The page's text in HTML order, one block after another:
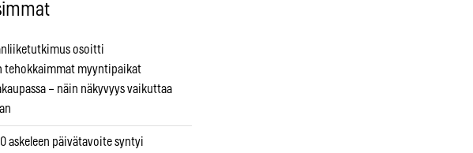
osoitti
tehokkaimmat myyntipaikat
– näin näkyvyys vaikuttaa
askeleen päivätavoite syntyi